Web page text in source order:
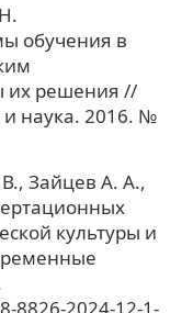
обучения в
их решения //
наука. 2016. №
Зайцев А. А.,
культуры и
8826-2024-12-1-